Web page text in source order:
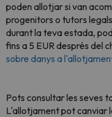
poden allotjar si van
progenitors o tutors
durant la teva estada,
fins a 5 EUR després del
sobre danys a
Pots consultar les seves
L'allotjament pot canviar